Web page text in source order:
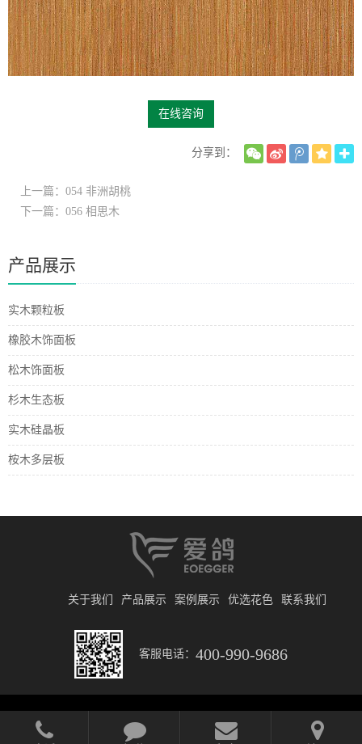
在线咨询
分享到：
上一篇：054 非洲胡桃
下一篇：056 相思木
产品展示
实木颗粒板
橡胶木饰面板
松木饰面板
杉木生态板
实木硅晶板
桉木多层板
关于我们 产品展示 案例展示 优选花色 联系我们
客服电话： 400-990-9686
© 2019 北京日升财通建筑装饰材料有限公司
京ICP备2025135258号-1
:超越无限
网站地图